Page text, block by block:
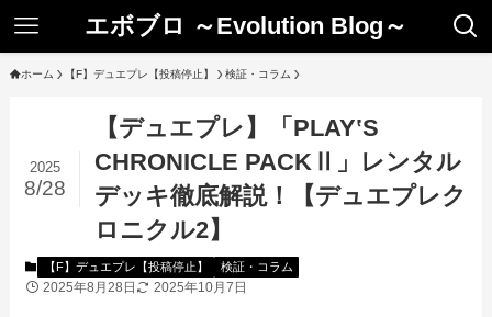
エボブロ ～Evolution Blog～
ホーム 【F】デュエプレ【投稿停止】 検証・コラム
【デュエプレ】「PLAY‛S
CHRONICLE PACKⅡ」レンタル
デッキ徹底解説！【デュエプレク
ロニクル2】
2025
8/28
【F】デュエプレ【投稿停止】 検証・コラム
2025年8月28日 2025年10月7日